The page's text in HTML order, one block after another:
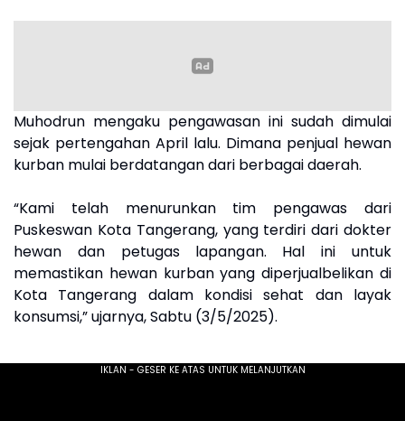
Muhodrun mengaku pengawasan ini sudah dimulai
sejak pertengahan April lalu. Dimana penjual hewan
kurban mulai berdatangan dari berbagai daerah.
“Kami telah menurunkan tim pengawas dari
Puskeswan Kota Tangerang, yang terdiri dari dokter
hewan dan petugas lapangan. Hal ini untuk
memastikan hewan kurban yang diperjualbelikan di
Kota Tangerang dalam kondisi sehat dan layak
konsumsi,” ujarnya, Sabtu (3/5/2025).